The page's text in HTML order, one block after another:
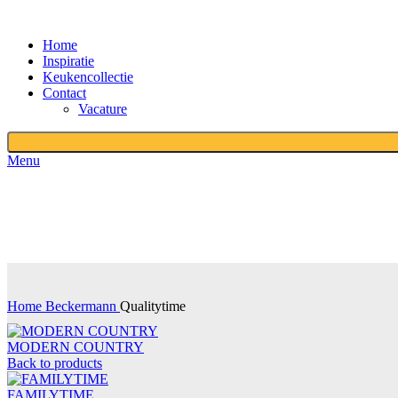
Home
Inspiratie
Keukencollectie
Contact
Vacature
Menu
Home Beckermann Qualitytime
MODERN COUNTRY
Back to products
FAMILYTIME